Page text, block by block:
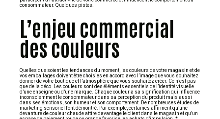
consommateur. Quelques pistes.
L’enjeu commercial
des couleurs
Quelles que soient les tendances du moment, les couleurs de votre magasin et de
vos emballages doivent être choisies en accord avec l’image que vous souhaitez
donner de votre boutique et l’atmosphère que vous souhaitez créer. Ce n’est pas
que de la déco. Les couleurs sont des éléments essentiels de l’identité visuelle
d’une enseigne ou d’une marque. Chaque couleur a sa signification qui influence
inconsciemment le consommateur dans sa perception du produit mais aussi
dans ses émotions, son humeur et son comportement. De nombreuses études de
marketing sensoriel l’ont démontré. Par exemple, certaines affirment qu’une
devanture de couleur chaude attire davantage le client dans le magasin et qu’un